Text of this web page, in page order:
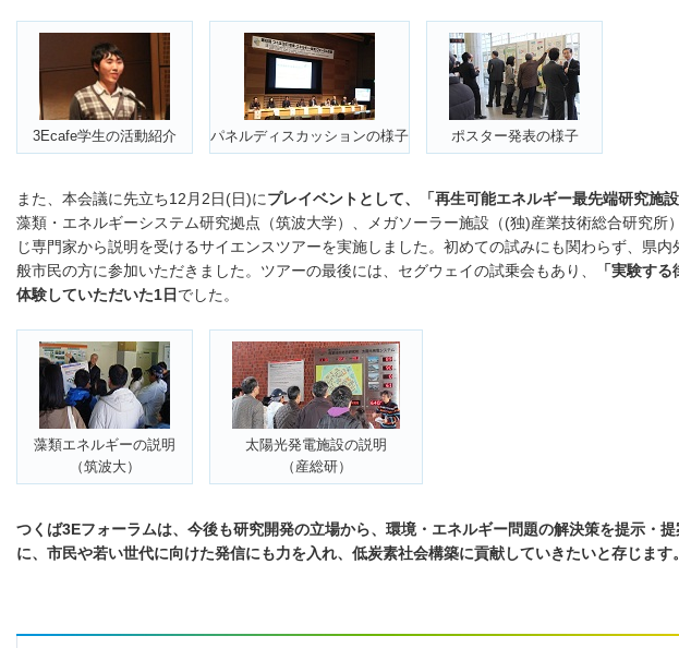
3Ecafe学生の活動紹介 パネルディスカッションの様子 ポスター発表の様子
また、本会議に先立ち12月2日(日)にプレイベントとして、「再生可能エネルギー最先端研究施設
藻類・エネルギーシステム研究拠点（筑波大学）、メガソーラー施設（(独)産業技術総合研究所
じ専門家から説明を受けるサイエンスツアーを実施しました。初めての試みにも関わらず、県内
般市民の方に参加いただきました。ツアーの最後には、セグウェイの試乗会もあり、
「実験す
体験していただいた1日 でした。
藻類エネルギーの説明
（筑波大）
太陽光発電施設の説明
（産総研）
つくば3Eフォーラムは、今後も研究開発の立場から、環境・エネルギー問題の解決策を提示・
に、市民や若い世代に向けた発信にも力を入れ、低炭素社会構築に貢献していきたいと存じます。